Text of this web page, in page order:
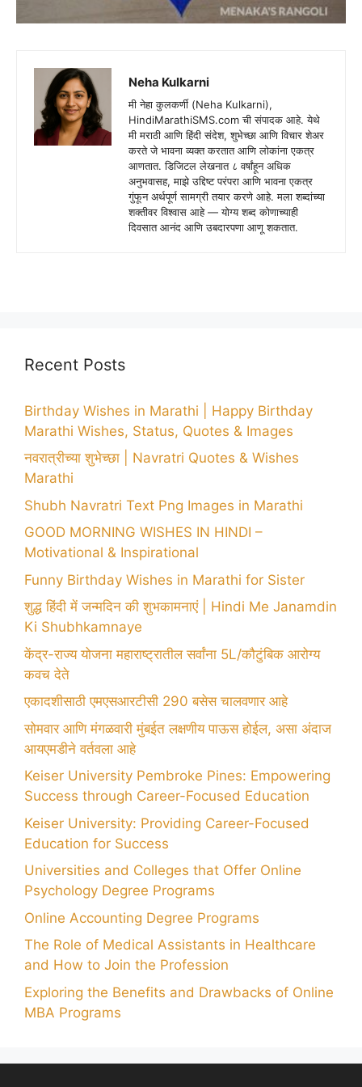
Neha Kulkarni
मी नेहा कुलकर्णी (Neha Kulkarni),
HindiMarathiSMS.com ची संपादक आहे. येथे
मी मराठी आणि हिंदी संदेश, शुभेच्छा आणि विचार शेअर
करते जे भावना व्यक्त करतात आणि लोकांना एकत्र
आणतात. डिजिटल लेखनात ८ वर्षांहून अधिक
अनुभवासह, माझे उद्दिष्ट परंपरा आणि भावना एकत्र
गुंफून अर्थपूर्ण सामग्री तयार करणे आहे. मला शब्दांच्या
शक्तीवर विश्वास आहे — योग्य शब्द कोणाच्याही
दिवसात आनंद आणि उबदारपणा आणू शकतात.
Recent Posts
Birthday Wishes in Marathi | Happy Birthday
Marathi Wishes, Status, Quotes & Images
नवरात्रीच्या शुभेच्छा | Navratri Quotes & Wishes
Marathi
Shubh Navratri Text Png Images in Marathi
GOOD MORNING WISHES IN HINDI –
Motivational & Inspirational
Funny Birthday Wishes in Marathi for Sister
शुद्ध हिंदी में जन्मदिन की शुभकामनाएं | Hindi Me Janamdin
Ki Shubhkamnaye
केंद्र-राज्य योजना महाराष्ट्रातील सर्वांना 5L/कौटुंबिक आरोग्य
कवच देते
एकादशीसाठी एमएसआरटीसी 290 बसेस चालवणार आहे
सोमवार आणि मंगळवारी मुंबईत लक्षणीय पाऊस होईल, असा अंदाज
आयएमडीने वर्तवला आहे
Keiser University Pembroke Pines: Empowering
Success through Career-Focused Education
Keiser University: Providing Career-Focused
Education for Success
Universities and Colleges that Offer Online
Psychology Degree Programs
Online Accounting Degree Programs
The Role of Medical Assistants in Healthcare
and How to Join the Profession
Exploring the Benefits and Drawbacks of Online
MBA Programs